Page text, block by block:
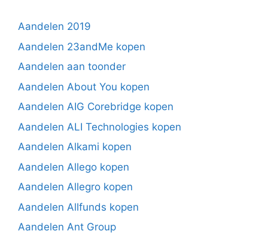
Aandelen 2019
Aandelen 23andMe kopen
Aandelen aan toonder
Aandelen About You kopen
Aandelen AIG Corebridge kopen
Aandelen ALI Technologies kopen
Aandelen Alkami kopen
Aandelen Allego kopen
Aandelen Allegro kopen
Aandelen Allfunds kopen
Aandelen Ant Group